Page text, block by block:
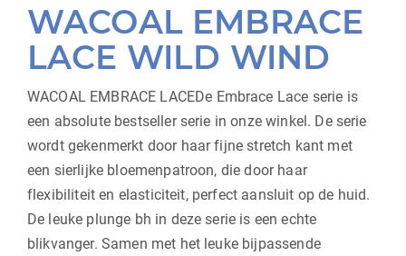
WACOAL EMBRACE
LACE WILD WIND
WACOAL EMBRACE LACEDe Embrace Lace serie is
een absolute bestseller serie in onze winkel. De serie
wordt gekenmerkt door haar fijne stretch kant met
een sierlijke bloemenpatroon, die door haar
flexibiliteit en elasticiteit, perfect aansluit op de huid.
De leuke plunge bh in deze serie is een echte
blikvanger. Samen met het leuke bijpassende